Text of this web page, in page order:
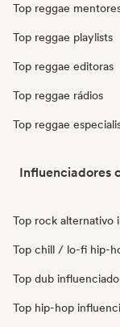
Top reggae
Top reggae playlists
Top reggae editoras
Top reggae rádios
Top reggae
Influenciadores
Top rock alternativo
Top chill / lo-fi hip-
Top dub
Top hip-hop